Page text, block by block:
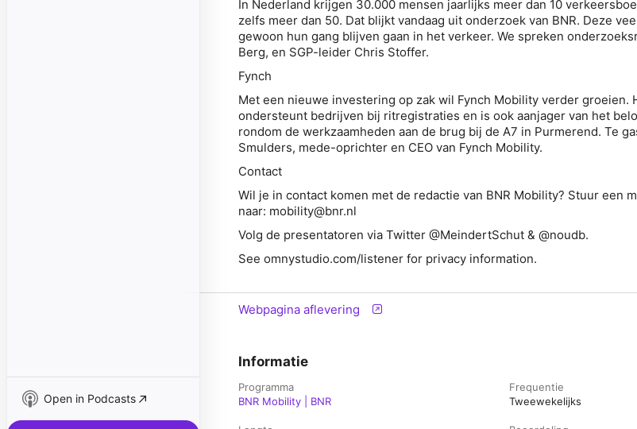
Open in Podcasts
In Nederland krijgen 30.000 mensen jaarlijks meer dan 10
zelfs meer dan 50. Dat blijkt vandaag uit onderzoek van BNR. Deze
gewoon hun gang blijven gaan in het verkeer. We spreken
Berg, en SGP-leider Chris Stoffer.
Fynch
Met een nieuwe investering op zak wil Fynch Mobility verder groeien.
ondersteunt bedrijven bij ritregistraties en is ook aanjager van het
rondom de werkzaamheden aan de brug bij de A7 in Purmerend. Te
Smulders, mede-oprichter en CEO van Fynch Mobility.
Contact
Wil je in contact komen met de redactie van BNR Mobility? Stuur een
naar: mobility@bnr.nl
Volg de presentatoren via Twitter @MeindertSchut & @noudb.
See omnystudio.com/listener for privacy information.
Webpagina aflevering
Informatie
Programma
BNR Mobility | BNR
Frequentie
Tweewekelijks